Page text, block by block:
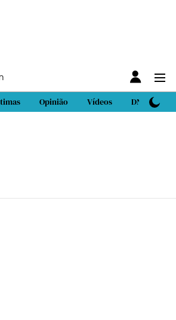
Opinião Vídeos DN Sport